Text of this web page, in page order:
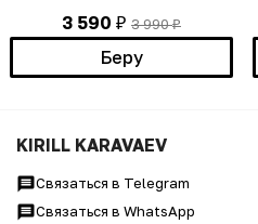
3 590 ₽ 3 990₽
Беру
KIRILL KARAVAEV
Связаться в Telegram
Связаться в WhatsApp